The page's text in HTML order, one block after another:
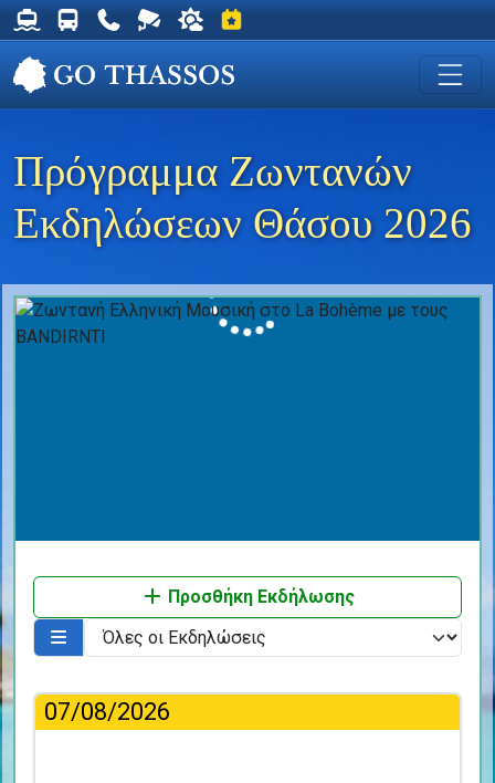
Δρομολόγια Φέρυ για Θάσο
Δρομολόγια Λεωφορείων Θάσου
Χρήσιμα Τηλέφωνα
Ζωντανή Κάμερα στη Χρυσή Ακτή
Ο καιρός στη Θάσο
Εκδηλώσεις στη Θάσο
Πρόγραμμα Ζωντανών
Εκδηλώσεων Θάσου 2026
Προσθήκη Εκδήλωσης
07/08/2026